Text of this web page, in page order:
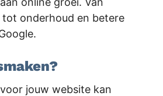
tot onderhoud en betere
jouw website kan